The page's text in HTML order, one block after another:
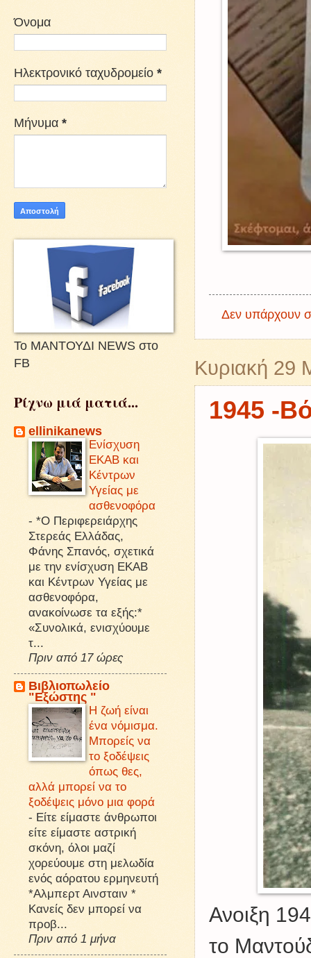
Δεν υπάρχουν
Κυριακή 29
1945 -
Ανοιξη
το
Όνομα
Ηλεκτρονικό ταχυδρομείο *
Μήνυμα *
Το ΜΑΝΤΟΥΔΙ NEWS στο
FB
Ρίχνω μιά ματιά...
ellinikanews
Ενίσχυση
ΕΚΑΒ και
Κέντρων
Υγείας με
ασθενοφόρα
- *Ο Περιφερειάρχης
Στερεάς Ελλάδας,
Φάνης Σπανός, σχετικά
με την ενίσχυση ΕΚΑΒ
και Κέντρων Υγείας με
ασθενοφόρα,
ανακοίνωσε τα εξής:*
«Συνολικά, ενισχύουμε
τ...
Πριν από 17 ώρες
Βιβλιοπωλείο
"Εξώστης "
Η ζωή είναι
ένα νόμισμα.
Μπορείς να
το ξοδέψεις
όπως θες,
αλλά μπορεί να το
ξοδέψεις μόνο μια φορά
- Είτε είμαστε άνθρωποι
είτε είμαστε αστρική
σκόνη, όλοι μαζί
χορεύουμε στη μελωδία
ενός αόρατου ερμηνευτή
*Αλμπερτ Αινσταιν *
Κανείς δεν μπορεί να
προβ...
Πριν από 1 μήνα